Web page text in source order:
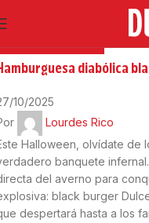
diabólica
10/2025
Lourdes Rico
Halloween, olvídate de
banquete
del averno para
black burger
despertará hasta a los